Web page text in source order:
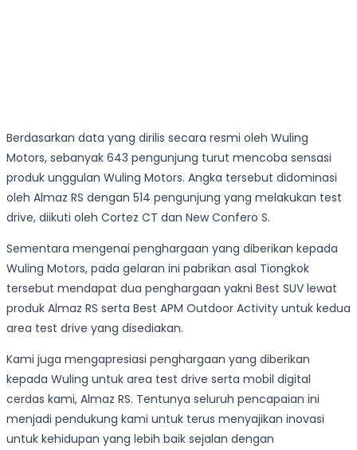
Berdasarkan data yang dirilis secara resmi oleh Wuling
Motors, sebanyak 643 pengunjung turut mencoba sensasi
produk unggulan Wuling Motors. Angka tersebut didominasi
oleh Almaz RS dengan 514 pengunjung yang melakukan test
drive, diikuti oleh Cortez CT dan New Confero S.
Sementara mengenai penghargaan yang diberikan kepada
Wuling Motors, pada gelaran ini pabrikan asal Tiongkok
tersebut mendapat dua penghargaan yakni Best SUV lewat
produk Almaz RS serta Best APM Outdoor Activity untuk kedua
area test drive yang disediakan.
Kami juga mengapresiasi penghargaan yang diberikan
kepada Wuling untuk area test drive serta mobil digital
cerdas kami, Almaz RS. Tentunya seluruh pencapaian ini
menjadi pendukung kami untuk terus menyajikan inovasi
untuk kehidupan yang lebih baik sejalan dengan